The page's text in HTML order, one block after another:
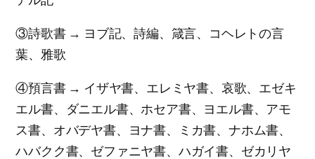
③詩歌書 → ヨブ記、詩編、箴言、コヘレトの言
葉、雅歌
④預言書 → イザヤ書、エレミヤ書、哀歌、エゼキ
エル書、ダニエル書、ホセア書、ヨエル書、アモ
ス書、オバデヤ書、ヨナ書、ミカ書、ナホム書、
ハバクク書、ゼファニヤ書、ハガイ書、ゼカリヤ